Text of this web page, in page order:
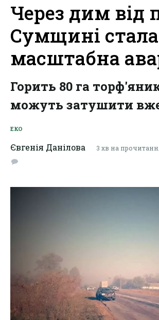
Через дим від
Сумщині
масштабна
Горить 80 га
можуть затушити
ЕКО
Євгенія Данілова 3 хв на